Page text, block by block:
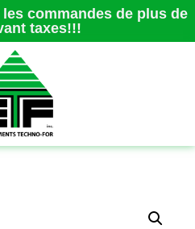
commandes de plus de
taxes!!!